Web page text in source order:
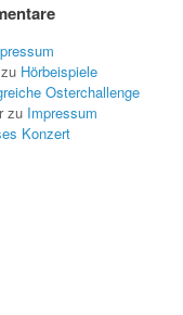
zu Hörbeispiele
Osterchallenge
zu Impressum
Konzert